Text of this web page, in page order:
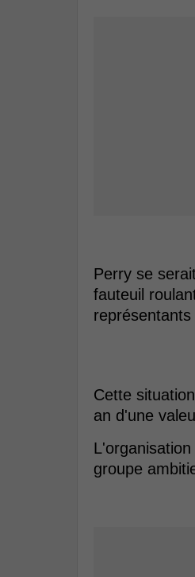
Perry se
fauteuil
Cette
an d'une
groupe